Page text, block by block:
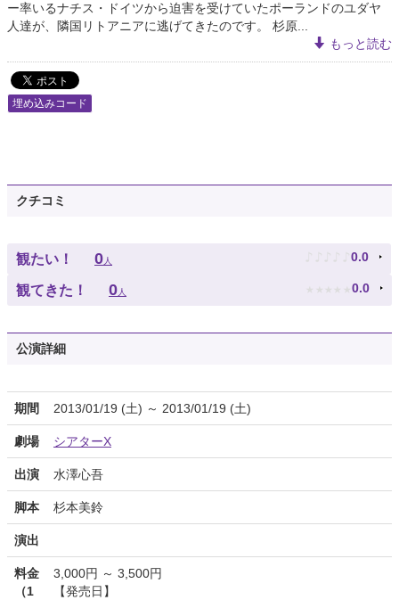
ー率いるナチス・ドイツから迫害を受けていたポーランドのユダヤ
人達が、隣国リトアニアに逃げてきたのです。 杉原...
もっと読む
埋め込みコード
クチコミ
観たい！ 0人 ♪ ♪ ♪ ♪ ♪ 0.0
観てきた！ 0人 ★ ★ ★ ★ ★ 0.0
公演詳細
期間 2013/01/19 (土) ～ 2013/01/19 (土)
劇場 シアターX
出演 水澤心吾
脚本 杉本美鈴
演出
料金
（1
3,000円 ～ 3,500円
【発売日】